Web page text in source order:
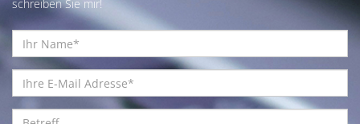
schreiben Sie mir!